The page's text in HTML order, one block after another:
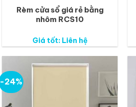
Rèm cửa sổ giá rẻ bằng
nhôm RCS10
Giá tốt: Liên hệ
-24%